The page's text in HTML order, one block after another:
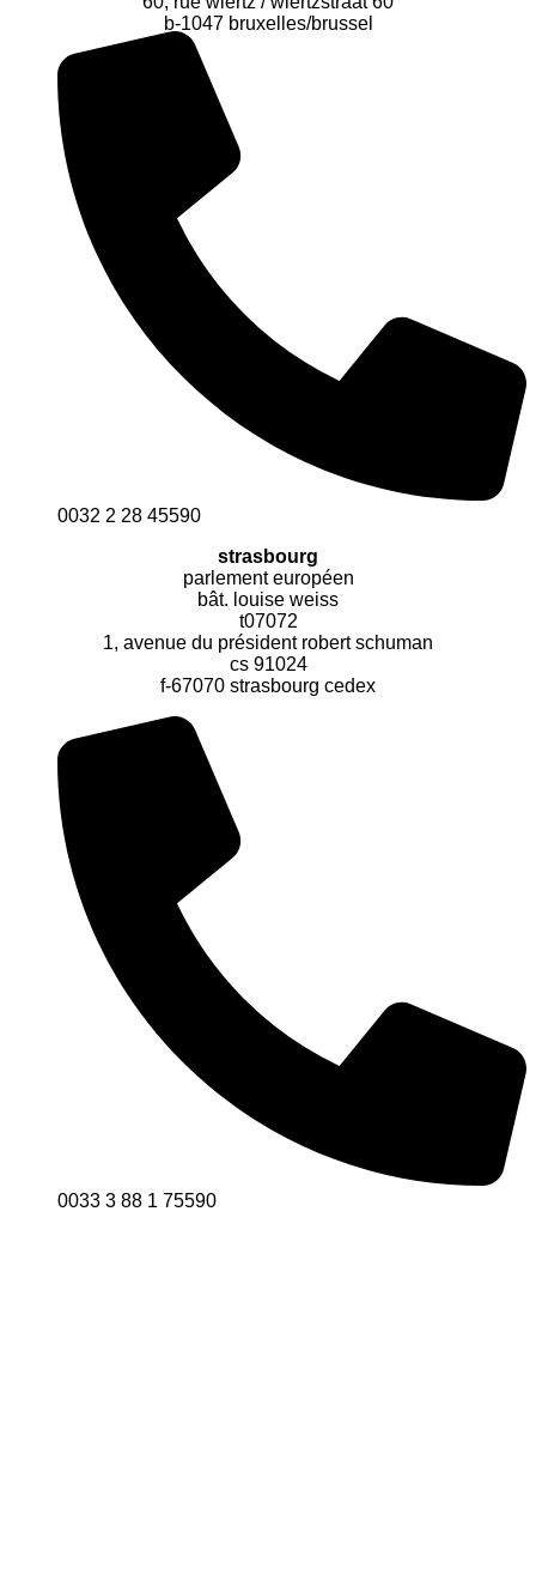
b-1047 bruxelles/brussel
0032 2 28 45590
strasbourg
parlement européen
bât. louise weiss
t07072
1, avenue du président robert schuman
cs 91024
f-67070 strasbourg cedex
0033 3 88 1 75590